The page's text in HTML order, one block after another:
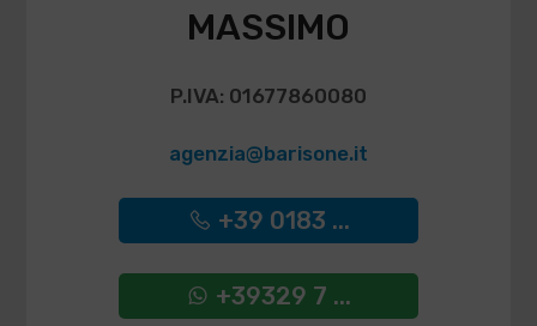
MASSIMO
P.IVA: 01677860080
agenzia@barisone.it
+39 0183 ...
+39329 7 ...